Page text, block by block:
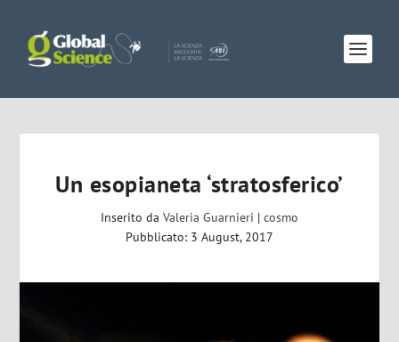
Un esopianeta ‘stratosferico’
Inserito da Valeria Guarnieri | cosmo
Pubblicato: 3 August, 2017